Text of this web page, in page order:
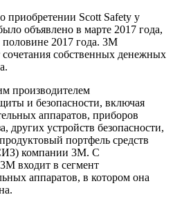
Scott Safety у
объявлено в марте 2017 года,
половине 2017 года. 3М
сочетания собственных денежных
производителем
и безопасности, включая
аппаратов, приборов
других устройств безопасности,
портфель средств
компании 3М. С
входит в сегмент
аппаратов, в котором она